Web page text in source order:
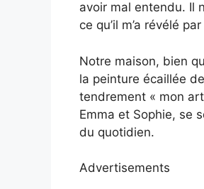
avoir mal entendu. Il
ce qu’il m’a révélé
Notre maison, bien
la peinture écaillée
tendrement « mon
Emma et Sophie, se
du quotidien.
Advertisements